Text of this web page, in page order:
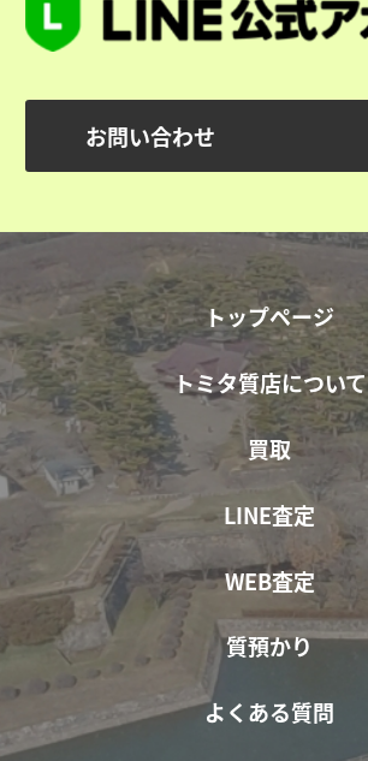
お問い合わせ
トップページ
トミタ質店について
買取
LINE査定
WEB査定
質預かり
よくある質問